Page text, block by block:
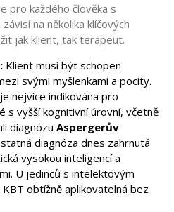
pro každého člověka s
na několika klíčových
jak klient, tak terapeut.
Klient musí být schopen
svými myšlenkami a pocity.
nejvíce indikována pro
s vyšší kognitivní úrovní, včetně
diagnózu Aspergerův
diagnóza dnes zahrnutá
vysokou inteligencí a
. U jedinců s intelektovým
obtížně aplikovatelná bez